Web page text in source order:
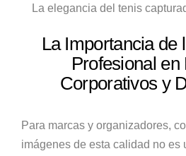
La elegancia del tenis
La Importancia de
Profesional en
Corporativos y
Para marcas y organizadores,
imágenes de esta calidad no es